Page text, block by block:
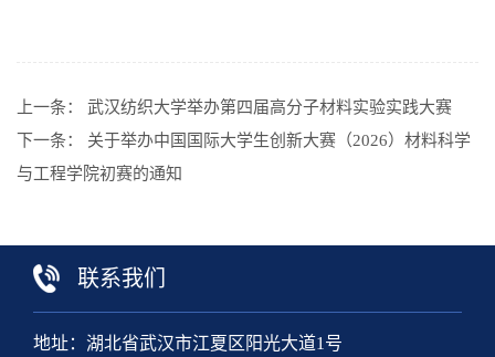
上一条： 武汉纺织大学举办第四届高分子材料实验实践大赛
下一条： 关于举办中国国际大学生创新大赛（2026）材料科学
与工程学院初赛的通知
联系我们
地址：湖北省武汉市江夏区阳光大道1号